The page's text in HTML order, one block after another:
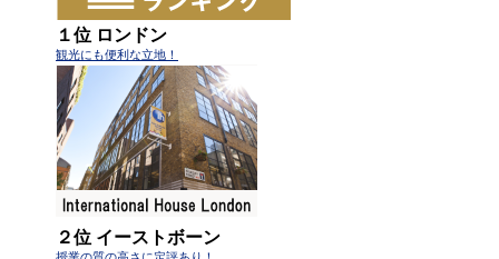
１位 ロンドン
観光にも便利な立地！
２位 イーストボーン